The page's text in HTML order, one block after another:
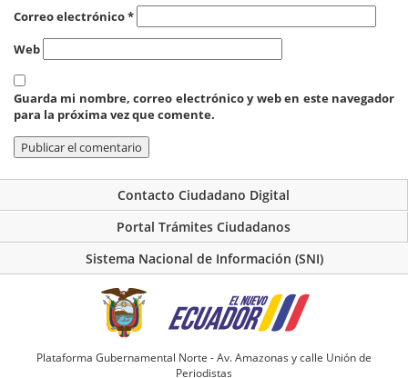
Correo electrónico*
Web
Guarda mi nombre, correo electrónico y web en este navegador
para la próxima vez que comente.
Contacto Ciudadano Digital
Portal Trámites Ciudadanos
Sistema Nacional de Información (SNI)
Plataforma Gubernamental Norte - Av. Amazonas y calle Unión de
Periodistas